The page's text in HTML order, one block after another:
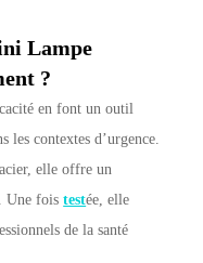
Lampe
?
en font un outil
contextes d’urgence.
elle offre un
Une foistestée, elle
de la santé